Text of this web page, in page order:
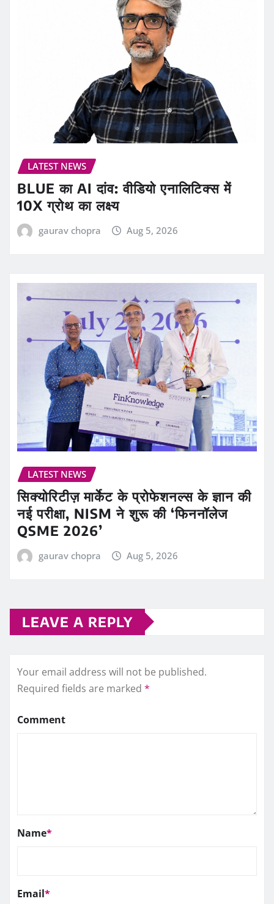
LATEST NEWS
BLUE का AI दांव: वीडियो एनालिटिक्स में
10X ग्रोथ का लक्ष्य
gaurav chopra Aug 5, 2026
LATEST NEWS
सिक्योरिटीज़ मार्केट के प्रोफेशनल्स के ज्ञान की
नई परीक्षा, NISM ने शुरू की ‘फिननॉलेज
QSME 2026’
gaurav chopra Aug 5, 2026
LEAVE A REPLY
Your email address will not be published.
Required fields are marked *
Comment
Name*
Email*